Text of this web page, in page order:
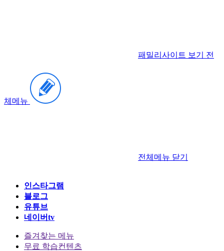
패밀리사이트 보기 전
체메뉴
전체메뉴 닫기
인스타그램
블로그
유튜브
네이버tv
즐겨찾는 메뉴
무료 학습컨텐츠